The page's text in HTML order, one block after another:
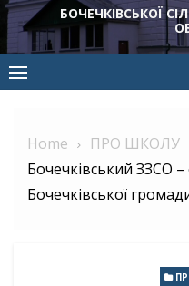
БОЧЕЧКІВСЬКОЇ
Home
ПРО ШКОЛУ
Бочечківський ЗЗСО –
Бочечківської